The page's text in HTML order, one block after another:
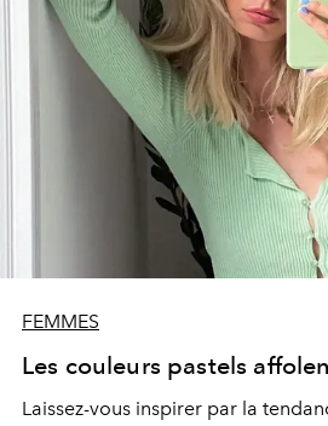
FEMMES
Les couleurs pastels
Laissez-vous inspirer par la